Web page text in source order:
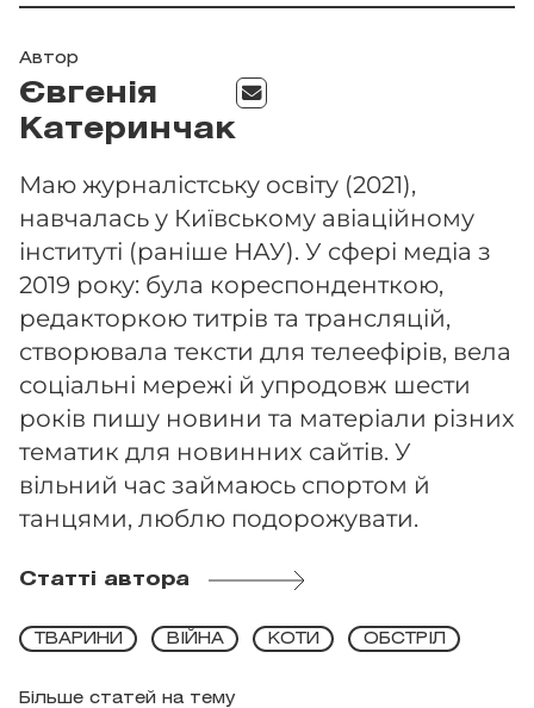
Автор
Євгенія
Катеринчак
Маю журналістську освіту (2021),
навчалась у Київському авіаційному
інституті (раніше НАУ). У сфері медіа з
2019 року: була кореспонденткою,
редакторкою титрів та трансляцій,
створювала тексти для телеефірів, вела
соціальні мережі й упродовж шести
років пишу новини та матеріали різних
тематик для новинних сайтів. У
вільний час займаюсь спортом й
танцями, люблю подорожувати.
Статті автора
Більше статей на тему
ТВАРИНИ ВІЙНА КОТИ ОБСТРІЛ